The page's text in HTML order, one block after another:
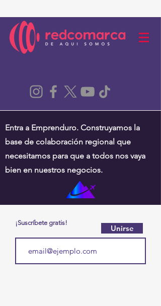
Entra a Emprenduro. Construyamos la
base de colaboración regional que
necesitamos para que a todos nos vaya
bien en nuestros negocios.
¡Suscríbete gratis!
Unirse